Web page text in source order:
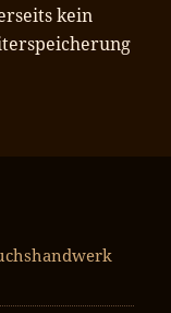
kein